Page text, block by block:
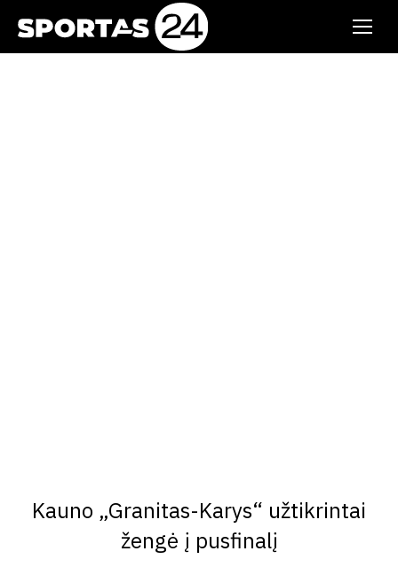
Kauno „Granitas-Karys“ užtikrintai
žengė į pusfinalį